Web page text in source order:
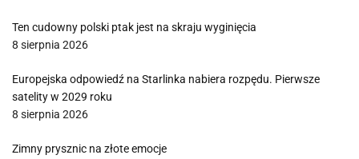
Ten cudowny polski ptak jest na skraju wyginięcia
8 sierpnia 2026
Europejska odpowiedź na Starlinka nabiera rozpędu. Pierwsze
satelity w 2029 roku
8 sierpnia 2026
Zimny prysznic na złote emocje